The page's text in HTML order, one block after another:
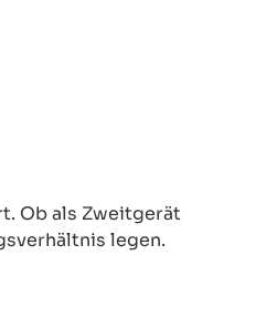
Ob als Zweitgerät
legen.